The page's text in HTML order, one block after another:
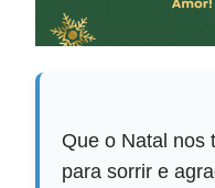
Que o Natal nos
para sorrir e